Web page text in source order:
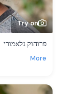
Try on
פרוהוק גלאמורי
More